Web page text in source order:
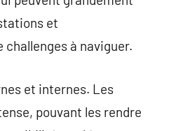
et
à naviguer.
et internes. Les
pouvant les rendre